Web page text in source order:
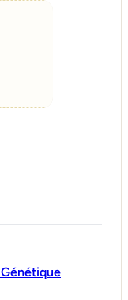
Génétique